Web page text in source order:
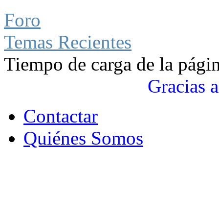
Foro
Temas Recientes
Tiempo de carga de la
Gracias a
Contactar
Quiénes Somos